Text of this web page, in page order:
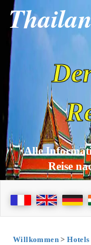
Alle
Reise
Willkommen>